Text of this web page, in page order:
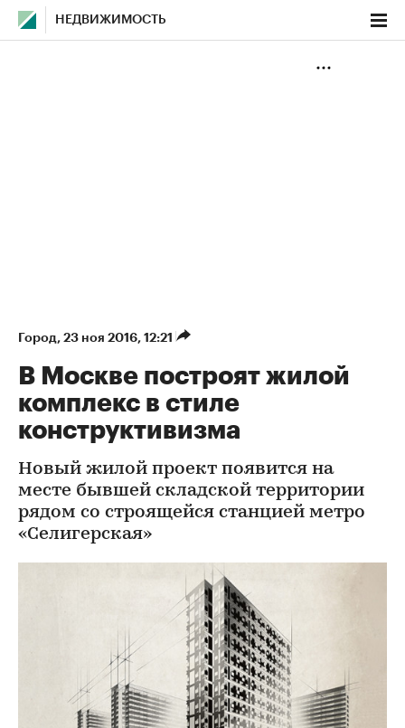
НЕДВИЖИМОСТЬ
Город⁠, 23 ноя 2016, 12:21
В Москве построят жилой
комплекс в стиле
конструктивизма
Новый жилой проект появится на
месте бывшей складской территории
рядом со строящейся станцией метро
«Селигерская»